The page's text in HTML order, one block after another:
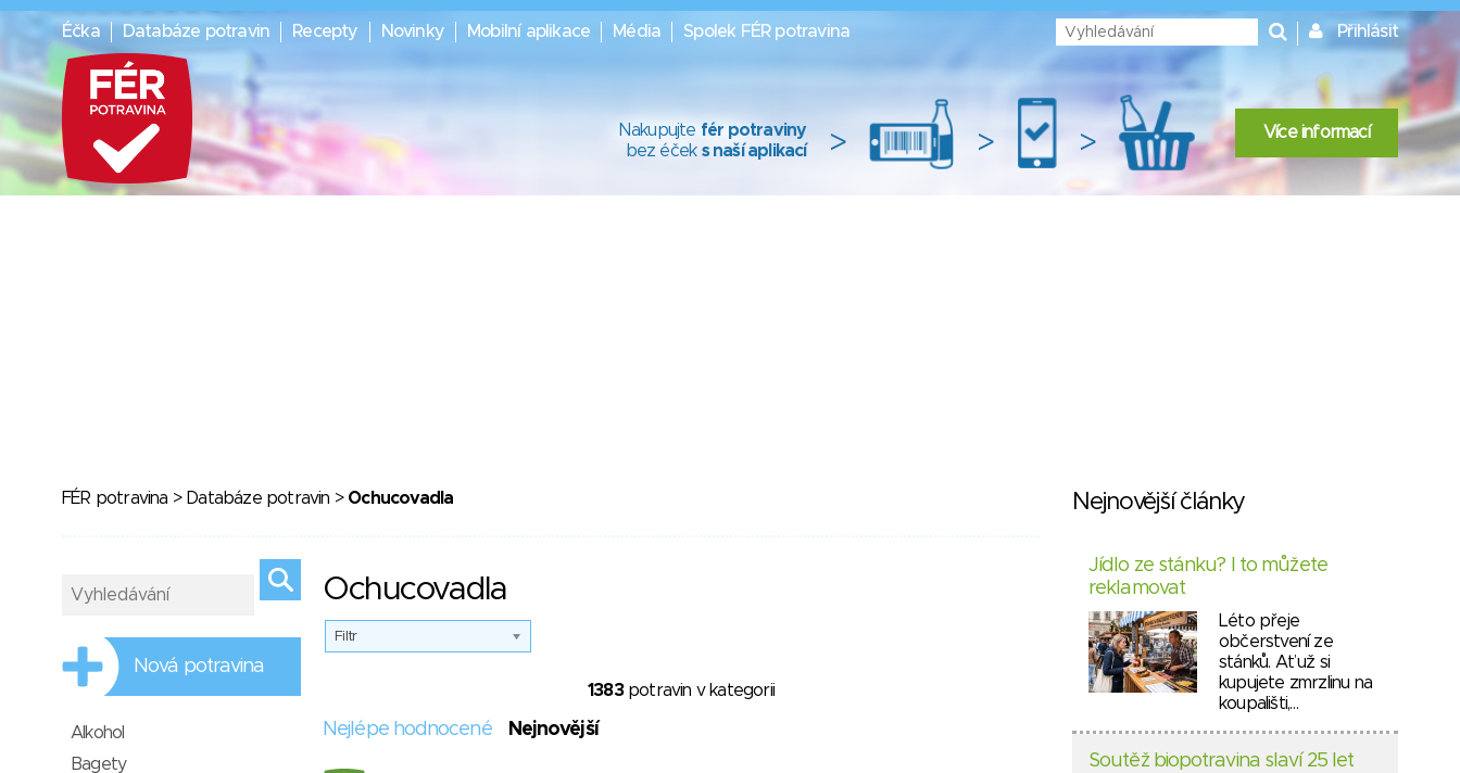
Éčka Databáze potravin Recepty Novinky Mobilní aplikace Média Spolek FÉR potravina Přihlásit
Nakupujte fér potraviny
bez éček s naší aplikací > > > Více informací
FÉR potravina > Databáze potravin > Ochucovadla
Ochucovadla
Filtr
1383potravin v kategorii
Nejlépe hodnocené Nejnovější
Nová potravina
Alkohol
Bagety
Nejnovější články
Jídlo ze stánku? I to můžete
reklamovat
Léto přeje
občerstvení ze
stánků. Ať už si
kupujete zmrzlinu na
koupališti,…
Soutěž biopotravina slaví 25 let